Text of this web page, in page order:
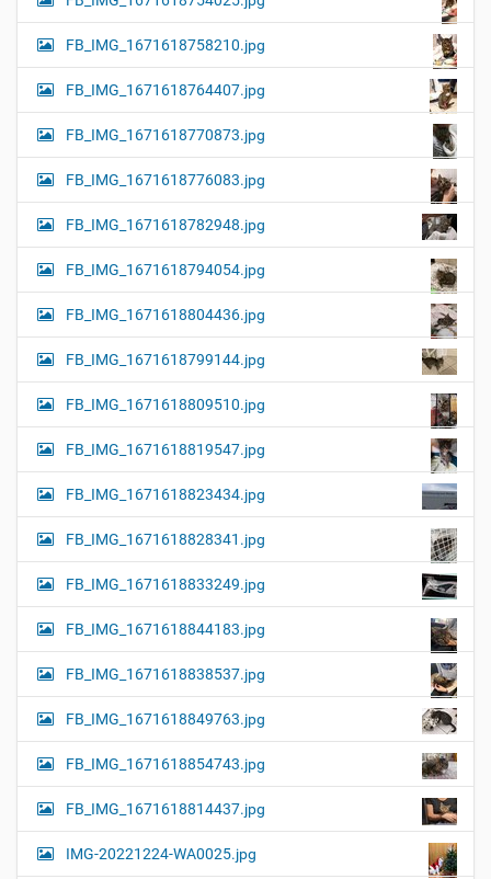
FB_IMG_1671618758210.jpg
FB_IMG_1671618764407.jpg
FB_IMG_1671618770873.jpg
FB_IMG_1671618776083.jpg
FB_IMG_1671618782948.jpg
FB_IMG_1671618794054.jpg
FB_IMG_1671618804436.jpg
FB_IMG_1671618799144.jpg
FB_IMG_1671618809510.jpg
FB_IMG_1671618819547.jpg
FB_IMG_1671618823434.jpg
FB_IMG_1671618828341.jpg
FB_IMG_1671618833249.jpg
FB_IMG_1671618844183.jpg
FB_IMG_1671618838537.jpg
FB_IMG_1671618849763.jpg
FB_IMG_1671618854743.jpg
FB_IMG_1671618814437.jpg
IMG-20221224-WA0025.jpg